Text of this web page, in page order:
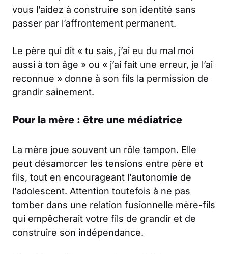
vous l’aidez à construire son identité sans
passer par l’affrontement permanent.
Le père qui dit « tu sais, j’ai eu du mal moi
aussi à ton âge » ou « j’ai fait une erreur, je l’ai
reconnue » donne à son fils la permission de
grandir sainement.
Pour la mère : être une médiatrice
La mère joue souvent un rôle tampon. Elle
peut désamorcer les tensions entre père et
fils, tout en encourageant l’autonomie de
l’adolescent. Attention toutefois à ne pas
tomber dans une relation fusionnelle mère-fils
qui empêcherait votre fils de grandir et de
construire son indépendance.